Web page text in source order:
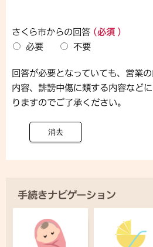
さくら市からの回答 (必須 )
必要
不要
回答が必要となっていても、営業
内容、誹謗中傷に類する内容など
りますのでご了承ください。
手続きナビゲーション